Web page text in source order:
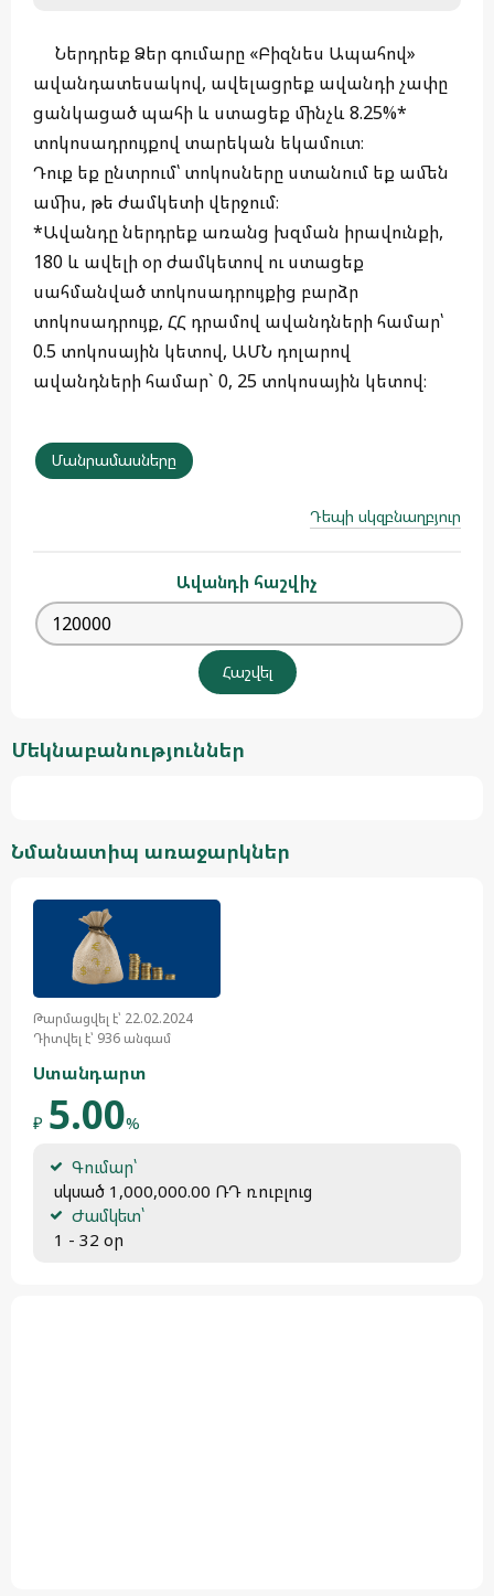
Ներդրեք Ձեր գումարը «Բիզնես Ապահով»
ավանդատեսակով, ավելացրեք ավանդի չափը
ցանկացած պահի և ստացեք մինչև 8.25%*
տոկոսադրույքով տարեկան եկամուտ։
Դուք եք ընտրում՝ տոկոսները ստանում եք ամեն
ամիս, թե ժամկետի վերջում։
*Ավանդը ներդրեք առանց խզման իրավունքի,
180 և ավելի օր ժամկետով ու ստացեք
սահմանված տոկոսադրույքից բարձր
տոկոսադրույք, ՀՀ դրամով ավանդների համար՝
0.5 տոկոսային կետով, ԱՄՆ դոլարով
ավանդների համար` 0, 25 տոկոսային կետով։
Մանրամասները
Դեպի սկզբնաղբյուր
Ավանդի հաշվիչ
Մեկնաբանություններ
Նմանատիպ առաջարկներ
Թարմացվել է՝ 22.02.2024
Դիտվել է՝ 936 անգամ
Ստանդարտ
₽ 5.00%
Գումար՝
սկսած 1,000,000.00 ՌԴ ռուբլուց
Ժամկետ՝
1 - 32 օր